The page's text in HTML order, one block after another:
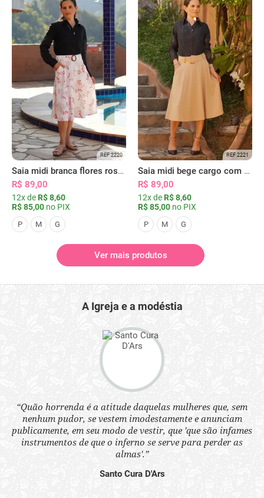
REF 2220
Saia midi branca flores rosas com bolsos
R$ 89,00
12x de R$ 8,60
R$ 85,00 no PIX
P M G
REF 2221
Saia midi bege cargo com bolsos
R$ 89,00
12x de R$ 8,60
R$ 85,00 no PIX
P M G
Ver mais produtos
A Igreja e a modéstia
“Quão horrenda é a atitude daquelas mulheres que, sem
nenhum pudor, se vestem imodestamente e anunciam
publicamente, em seu modo de vestir, que 'que são infames
instrumentos de que o inferno se serve para perder as
almas'.”
Santo Cura D'Ars